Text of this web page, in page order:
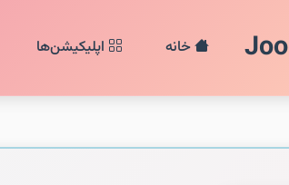
خانه اپلیکیشن‌ها